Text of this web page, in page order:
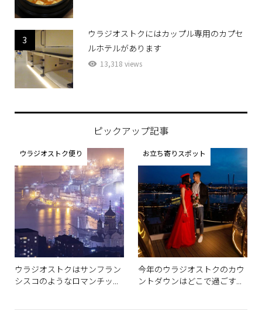
3
ウラジオストクにはカップル専用のカプセ
ルホテルがあります
13,318 views
ピックアップ記事
ウラジオストク便り
ウラジオストクはサンフラン
シスコのようなロマンチッ...
お立ち寄りスポット
今年のウラジオストクのカウ
ントダウンはどこで過ごす...